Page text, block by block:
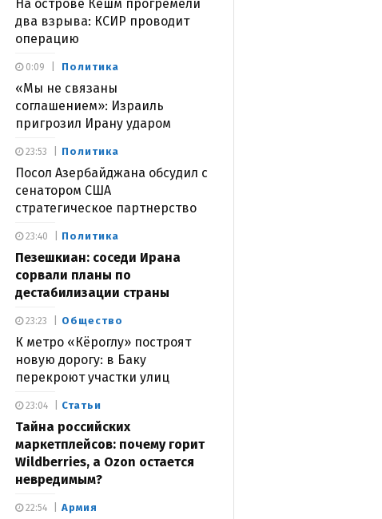
На острове Кешм прогремели
два взрыва: КСИР проводит
операцию
Политика
«Мы не связаны
соглашением»: Израиль
пригрозил Ирану ударом
0:09
Политика
Посол Азербайджана обсудил с
сенатором США
стратегическое партнерство
23:53
Политика
Пезешкиан: соседи Ирана
сорвали планы по
дестабилизации страны
23:40
Общество
К метро «Кёроглу» построят
новую дорогу: в Баку
перекроют участки улиц
23:23
Статьи
Тайна российских
маркетплейсов: почему горит
Wildberries, а Ozon остается
невредимым?
23:04
Армия
22:54